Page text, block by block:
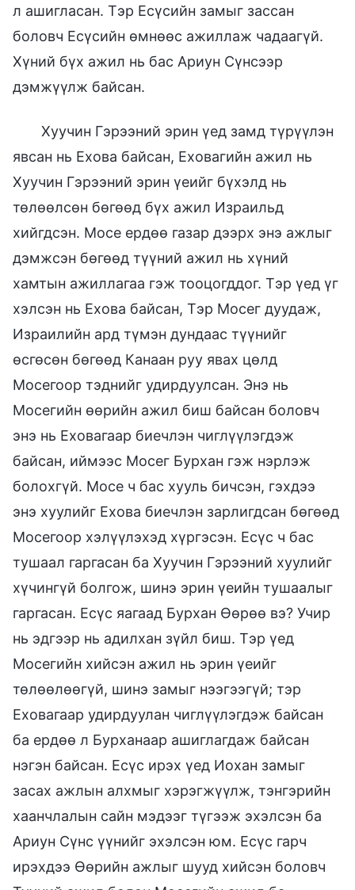
л ашигласан. Тэр Есүсийн замыг зассан
боловч Есүсийн өмнөөс ажиллаж чадаагүй.
Хүний бүх ажил нь бас Ариун Сүнсээр
дэмжүүлж байсан.
Хуучин Гэрээний эрин үед замд түрүүлэн
явсан нь Ехова байсан, Еховагийн ажил нь
Хуучин Гэрээний эрин үеийг бүхэлд нь
төлөөлсөн бөгөөд бүх ажил Израильд
хийгдсэн. Мосе ердөө газар дээрх энэ ажлыг
дэмжсэн бөгөөд түүний ажил нь хүний
хамтын ажиллагаа гэж тооцогддог. Тэр үед үг
хэлсэн нь Ехова байсан, Тэр Мосег дуудаж,
Израилийн ард түмэн дундаас түүнийг
өсгөсөн бөгөөд Канаан руу явах цөлд
Мосегоор тэднийг удирдуулсан. Энэ нь
Мосегийн өөрийн ажил биш байсан боловч
энэ нь Еховагаар биечлэн чиглүүлэгдэж
байсан, иймээс Мосег Бурхан гэж нэрлэж
болохгүй. Мосе ч бас хууль бичсэн, гэхдээ
энэ хуулийг Ехова биечлэн зарлигдсан бөгөөд
Мосегоор хэлүүлэхэд хүргэсэн. Есүс ч бас
тушаал гаргасан ба Хуучин Гэрээний хуулийг
хүчингүй болгож, шинэ эрин үеийн тушаалыг
гаргасан. Есүс яагаад Бурхан Өөрөө вэ? Учир
нь эдгээр нь адилхан зүйл биш. Тэр үед
Мосегийн хийсэн ажил нь эрин үеийг
төлөөлөөгүй, шинэ замыг нээгээгүй; тэр
Еховагаар удирдуулан чиглүүлэгдэж байсан
ба ердөө л Бурханаар ашиглагдаж байсан
нэгэн байсан. Есүс ирэх үед Иохан замыг
засах ажлын алхмыг хэрэгжүүлж, тэнгэрийн
хаанчлалын сайн мэдээг түгээж эхэлсэн ба
Ариун Сүнс үүнийг эхэлсэн юм. Есүс гарч
ирэхдээ Өөрийн ажлыг шууд хийсэн боловч